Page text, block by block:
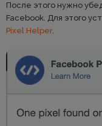
После этого нужно
Facebook. Для этого
Pixel Helper.